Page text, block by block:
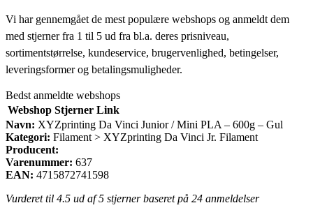
Vi har gennemgået de mest populære webshops og anmeldt dem
med stjerner fra 1 til 5 ud fra bl.a. deres prisniveau,
sortimentstørrelse, kundeservice, brugervenlighed, betingelser,
leveringsformer og betalingsmuligheder.
Bedst anmeldte webshops
Webshop Stjerner Link
Navn: XYZprinting Da Vinci Junior / Mini PLA – 600g – Gul
Kategori: Filament > XYZprinting Da Vinci Jr. Filament
Producent:
Varenummer: 637
EAN: 4715872741598
Vurderet til 4.5 ud af 5 stjerner baseret på 24 anmeldelser